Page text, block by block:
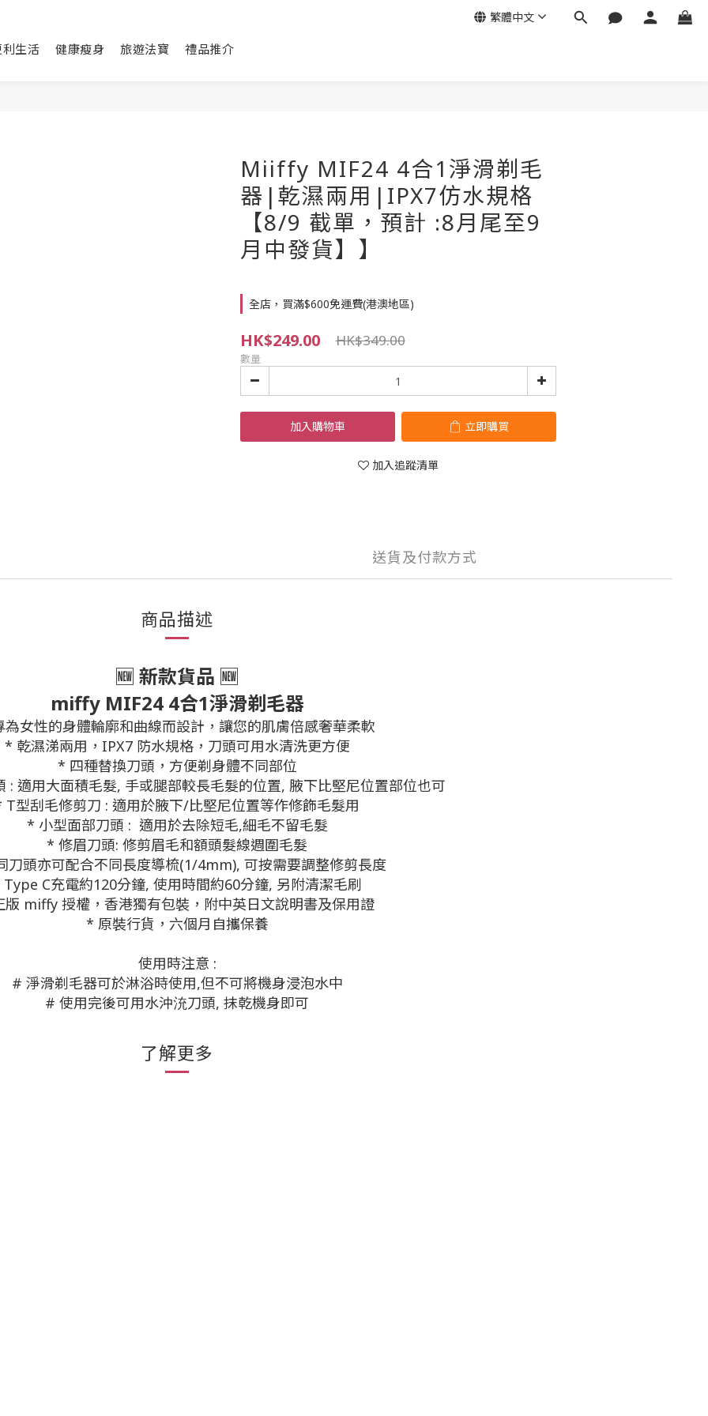
利生活 健康瘦身 旅遊法寶 禮品推介
繁體中文
Miiffy MIF24 4合1淨滑剃毛
器|乾濕兩用|IPX7仿水規格
【8/9 截單，預計 :8月尾至9
月中發貨】】
全店，買滿$600免運費(港澳地區)
HK$249.00 HK$349.00
數量
加入購物車 立即購買
加入追蹤清單
送貨及付款方式
商品描述
🆕 新款貨品 🆕
miffy MIF24 4合1淨滑剃毛器
女性的身體輪廓和曲線而設計，讓您的肌膚倍感奢華柔軟
* 乾濕涕兩用，IPX7 防水規格，刀頭可用水清洗更方便
* 四種替換刀頭，方便剃身體不同部位
: 適用大面積毛髮, 手或腿部較長毛髮的位置, 腋下比堅尼位置部位也可
T型刮毛修剪刀 : 適用於腋下/比堅尼位置等作修飾毛髮用
* 小型面部刀頭 : 適用於去除短毛,細毛不留毛髮
* 修眉刀頭: 修剪眉毛和額頭髮線週圍毛髮
刀頭亦可配合不同長度導梳(1/4mm), 可按需要調整修剪長度
C充電約120分鐘, 使用時間約60分鐘, 另附清潔毛刷
miffy 授權，香港獨有包裝，附中英日文說明書及保用證
* 原裝行貨，六個月自攜保養
使用時注意 :
# 淨滑剃毛器可於淋浴時使用,但不可將機身浸泡水中
# 使用完後可用水沖㳘刀頭, 抹乾機身即可
了解更多